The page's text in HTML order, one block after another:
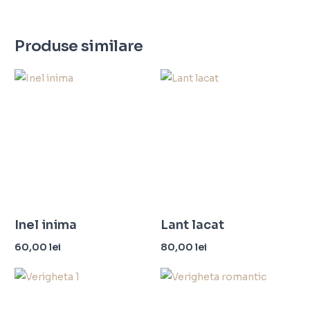
Produse similare
Inel inima
60,00lei
Selectează opțiunile
Lant lacat
80,00 lei
Adaugă în coș